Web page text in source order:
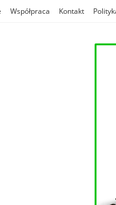
Współpraca Kontakt